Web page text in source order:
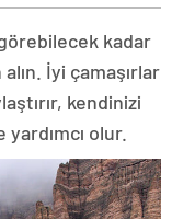
görebilecek kadar
İyi çamaşırlar
kendinizi
olur.